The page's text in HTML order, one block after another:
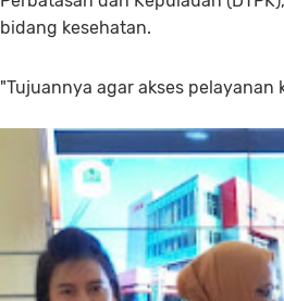
bidang kesehatan.
"Tujuannya agar akses pelayanan